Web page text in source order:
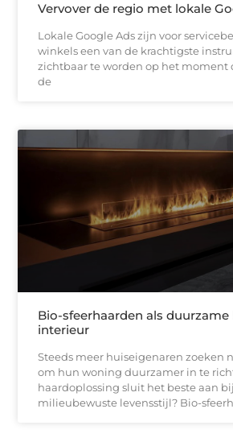
Vervover de regio met lokale
Lokale Google Ads zijn voor
winkels een van de krachtigste
zichtbaar te worden op het moment
de
Bio-sfeerhaarden als
interieur
Steeds meer huiseigenaren zoeken
om hun woning duurzamer in te
haardoplossing sluit het beste aan
milieubewuste levensstijl? Bio-